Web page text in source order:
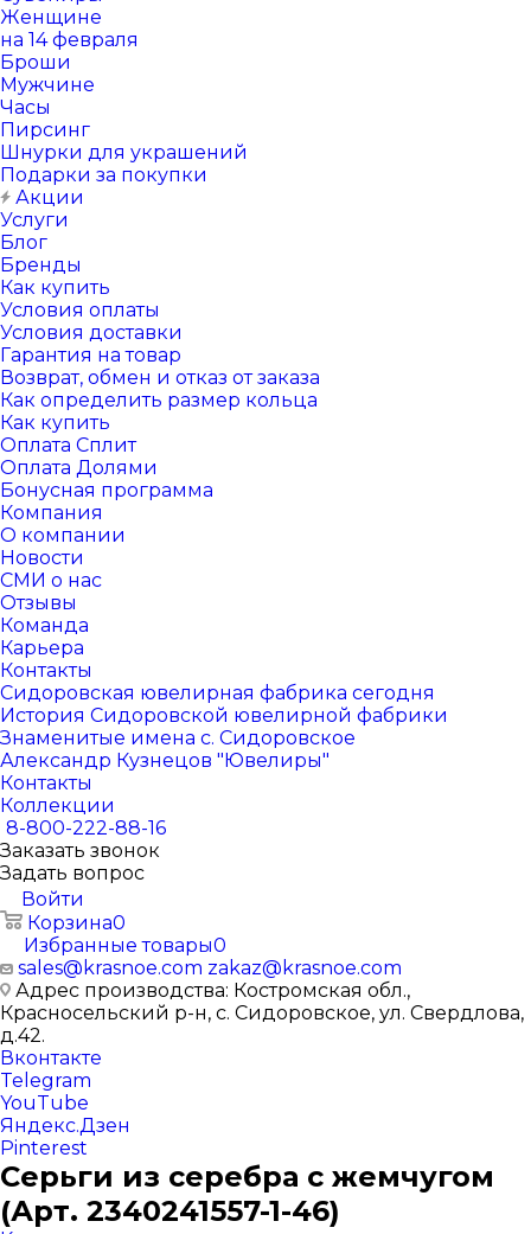
Женщине
на 14 февраля
Броши
Мужчине
Часы
Пирсинг
Шнурки для украшений
Подарки за покупки
Акции
Услуги
Блог
Бренды
Как купить
Условия оплаты
Условия доставки
Гарантия на товар
Возврат, обмен и отказ от заказа
Как определить размер кольца
Как купить
Оплата Сплит
Оплата Долями
Бонусная программа
Компания
О компании
Новости
СМИ о нас
Отзывы
Команда
Карьера
Контакты
Сидоровская ювелирная фабрика сегодня
История Сидоровской ювелирной фабрики
Знаменитые имена с. Сидоровское
Александр Кузнецов "Ювелиры"
Контакты
Коллекции
8-800-222-88-16
Заказать звонок
Задать вопрос
Войти
Корзина0
Избранные товары0
sales@krasnoe.com zakaz@krasnoe.com
Адрес производства: Костромская обл.,
Красносельский р-н, с. Сидоровское, ул. Свердлова,
д.42.
Вконтакте
Telegram
YouTube
Яндекс.Дзен
Pinterest
Серьги из серебра с жемчугом
(Арт. 2340241557-1-46)